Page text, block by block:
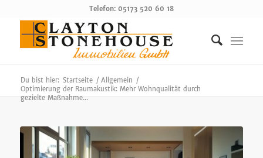
Telefon: 05173 520 60 18
Du bist hier: Startseite / Allgemein /
Optimierung der Raumakustik: Mehr Wohnqualität durch
gezielte Maßnahme...